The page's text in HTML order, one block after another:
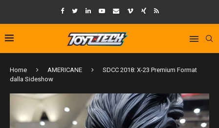
Home AMERICANE
SDCC 2018: X-23 Premium Format
dalla Sideshow